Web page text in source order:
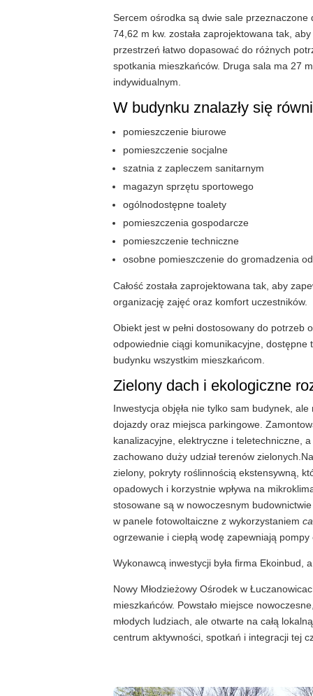
Sercem ośrodka są dwie sale
74,62 m kw. została zaprojektowana tak,
przestrzeń łatwo dopasować do różnych
spotkania mieszkańców. Druga sala ma 27
indywidualnym.
W budynku znalazły się
pomieszczenie biurowe
pomieszczenie socjalne
szatnia z zapleczem sanitarnym
magazyn sprzętu sportowego
ogólnodostępne toalety
pomieszczenia gospodarcze
pomieszczenie techniczne
osobne pomieszczenie do gromadzenia
Całość została zaprojektowana tak, aby
organizację zajęć oraz komfort uczestników.
Obiekt jest w pełni dostosowany do potrzeb
odpowiednie ciągi komunikacyjne, dostępne
budynku wszystkim mieszkańcom.
Zielony dach i ekologiczne
Inwestycja objęła nie tylko sam budynek,
dojazdy oraz miejsca parkingowe.
kanalizacyjne, elektryczne i teletechniczne,
zachowano duży udział terenów
zielony, pokryty roślinnością ekstensywną,
opadowych i korzystnie wpływa na
stosowane są w nowoczesnym
w panele fotowoltaiczne z wykorzystaniem
ogrzewanie i ciepłą wodę zapewniają pompy
Wykonawcą inwestycji była firma Ekoinbud,
Nowy Młodzieżowy Ośrodek w
mieszkańców. Powstało miejsce
młodych ludziach, ale otwarte na całą
centrum aktywności, spotkań i integracji tej